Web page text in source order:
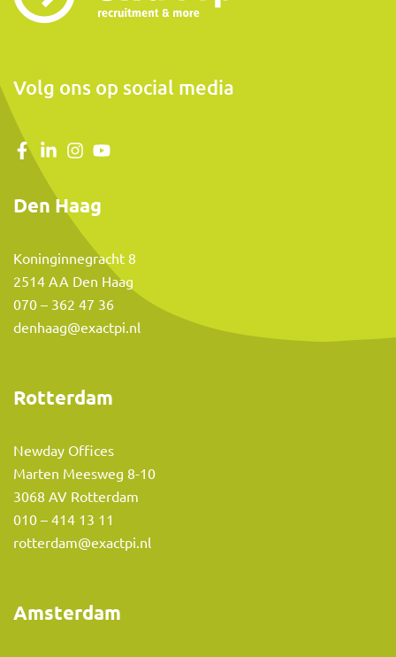
Volg ons op social media
Den Haag
Koninginnegracht 8
2514 AA Den Haag
070 – 362 47 36
denhaag@exactpi.nl
Rotterdam
Newday Offices
Marten Meesweg 8-10
3068 AV Rotterdam
010 – 414 13 11
rotterdam@exactpi.nl
Amsterdam